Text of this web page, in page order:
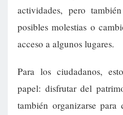
actividades, pero
posibles molestias o
acceso a algunos lugares.
Para los ciudadanos,
papel: disfrutar del
también organizarse